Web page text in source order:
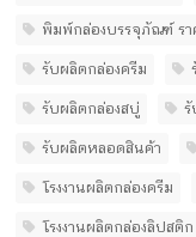
พิมพ์กล่องบรรจุภัณฑ์ รา
รับผลิตกล่องครีม
รับผลิตกล่องสบู่ รั
รับผลิตหลอดสินค้า
โรงงานผลิตกล่องครีม
โรงงานผลิตกล่องลิปสติก